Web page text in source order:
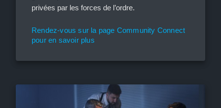
privées par les forces de l’ordre.
Rendez-vous sur la page Community Connect
pour en savoir plus